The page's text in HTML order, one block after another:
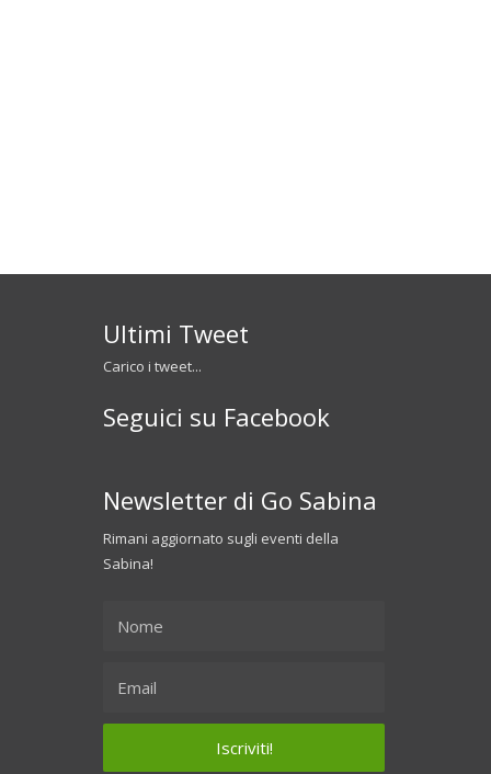
Ultimi Tweet
Carico i tweet...
Seguici su Facebook
Newsletter di Go Sabina
Rimani aggiornato sugli eventi della
Sabina!